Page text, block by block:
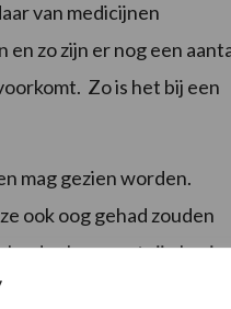
van medicijnen
zo zijn er nog een
Zo is het bij een
mag gezien worden.
ook oog gehad zouden
boer met zijn
meegewerkt